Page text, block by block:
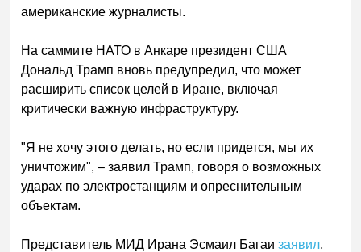
американские журналисты.
На саммите НАТО в Анкаре президент США
Дональд Трамп вновь предупредил, что может
расширить список целей в Иране, включая
критически важную инфраструктуру.
"Я не хочу этого делать, но если придется, мы их
уничтожим", – заявил Трамп, говоря о возможных
ударах по электростанциям и опреснительным
объектам.
Представитель МИД Ирана Эсмаил Багаизаявил,